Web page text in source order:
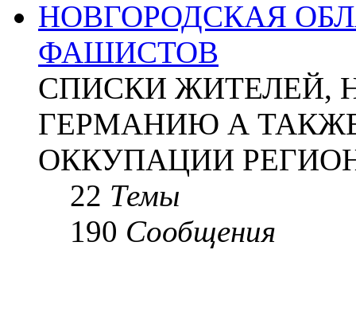
НОВГОРОДСКАЯ
ФАШИСТОВ
СПИСКИ ЖИТЕЛЕЙ,
ГЕРМАНИЮ А
ОККУПАЦИИ
22 Темы
190 Сообщения